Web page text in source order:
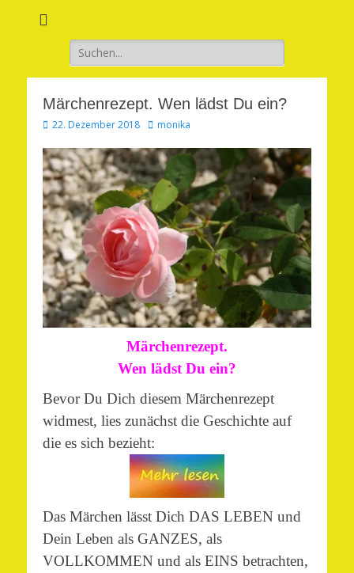
Suchen
nach:
Märchenrezept. Wen lädst Du ein?
Veröffentlicht
22. Dezember 2018 Autor
monika
Märchenrezept.
Wen lädst Du ein?
Bevor Du Dich diesem Märchenrezept
widmest, lies zunächst die Geschichte auf
die es sich bezieht:
Das Märchen lässt Dich DAS LEBEN und
Dein Leben als GANZES, als
VOLLKOMMEN und als EINS betrachten,